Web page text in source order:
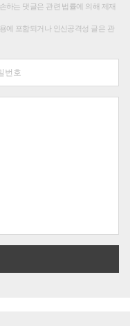
하는 댓글은 관련 법률에 의해 제재
에 포함되거나 인신공격성 글은 관